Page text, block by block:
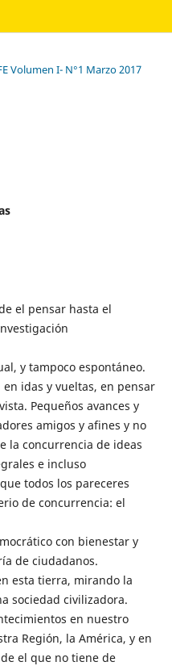
Volumen I- N°1 Marzo 2017
el pensar hasta el
y tampoco espontáneo.
idas y vueltas, en pensar
Pequeños avances y
amigos y afines y no
la concurrencia de ideas
e incluso
todos los pareceres
de concurrencia: el
con bienestar y
de ciudadanos.
esta tierra, mirando la
sociedad civilizadora.
en nuestro
Región, la América, y en
el que no tiene de